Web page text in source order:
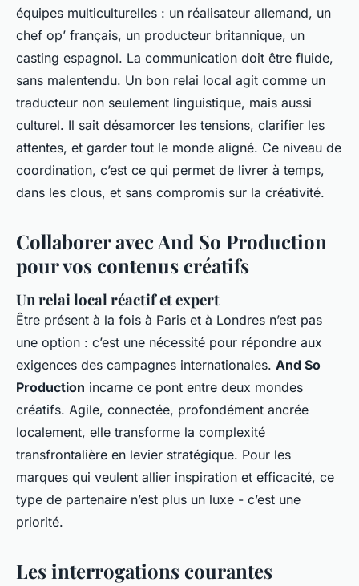
équipes multiculturelles : un réalisateur allemand, un
chef op’ français, un producteur britannique, un
casting espagnol. La communication doit être fluide,
sans malentendu. Un bon relai local agit comme un
traducteur non seulement linguistique, mais aussi
culturel. Il sait désamorcer les tensions, clarifier les
attentes, et garder tout le monde aligné. Ce niveau de
coordination, c’est ce qui permet de livrer à temps,
dans les clous, et sans compromis sur la créativité.
Collaborer avec And So Production
pour vos contenus créatifs
Un relai local réactif et expert
Être présent à la fois à Paris et à Londres n’est pas
une option : c’est une nécessité pour répondre aux
exigences des campagnes internationales. And So
Production incarne ce pont entre deux mondes
créatifs. Agile, connectée, profondément ancrée
localement, elle transforme la complexité
transfrontalière en levier stratégique. Pour les
marques qui veulent allier inspiration et efficacité, ce
type de partenaire n’est plus un luxe - c’est une
priorité.
Les interrogations courantes